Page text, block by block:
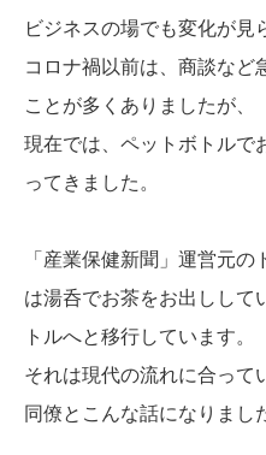
ビジネスの場でも変化が見
コロナ禍以前は、商談など
ことが多くありましたが、
現在では、ペットボトルで
ってきました。
「産業保健新聞」運営元
は湯呑でお茶をお出しして
トルへと移行しています。
それは現代の流れに合って
同僚とこんな話になりまし